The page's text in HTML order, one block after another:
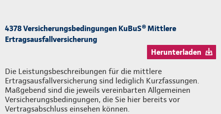
4378 Versicherungsbedingungen KuBuS® Mittlere
Ertragsausfallversicherung
Herunterladen
Die Leistungsbeschreibungen für die mittlere
Ertragsausfallversicherung sind lediglich Kurzfassungen.
Maßgebend sind die jeweils vereinbarten Allgemeinen
Versicherungsbedingungen, die Sie hier bereits vor
Vertragsabschluss einsehen können.